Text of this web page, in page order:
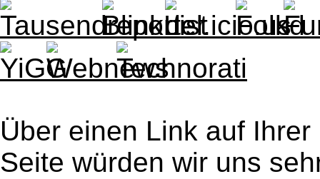
Über einen Link auf
Seite würden wir uns